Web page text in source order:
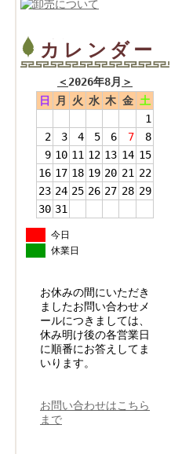
カレンダー
＜ 2026年8月 ＞
日
月 火 水 木 金 土
1
2
3 4 5 6 7
8
9 10 11 12 13 14 15
16 17 18 19 20 21 22
23 24 25 26 27 28 29
30 31
今日
休業日
お休みの間にいただき
ましたお問い合わせメ
ールにつきましては、
休み明け後の各営業日
に順番にお答えしてま
いります。
お問い合わせはこちら
まで